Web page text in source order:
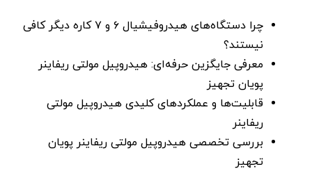
چرا دستگاه‌های هیدروفیشیال ۶ و ۷ کاره دیگر کافی
نیستند؟
معرفی جایگزین حرفه‌ای: هیدروپیل مولتی ریفاینر
پویان تجهیز
قابلیت‌ها و عملکردهای کلیدی هیدروپیل مولتی
ریفاینر
بررسی تخصصی هیدروپیل مولتی ریفاینر پویان
تجهیز